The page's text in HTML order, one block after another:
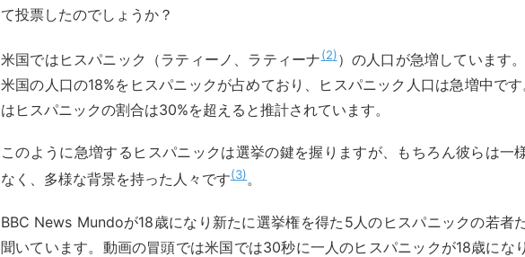
て投票したのでしょうか？
米国ではヒスパニック（ラティーノ、ラティーナ 2 ）の人口が急増しています
米国の人口の18%をヒスパニックが占めており、ヒスパニック人口は急増中で
はヒスパニックの割合は30%を超えると推計されています。
このように急増するヒスパニックは選挙の鍵を握りますが、もちろん彼らは一
なく、多様な背景を持った人々です 3 。
BBC News Mundoが18歳になり新たに選挙権を得た5人のヒスパニックの若者
聞いています。動画の冒頭では米国では30秒に一人のヒスパニックが18歳にな